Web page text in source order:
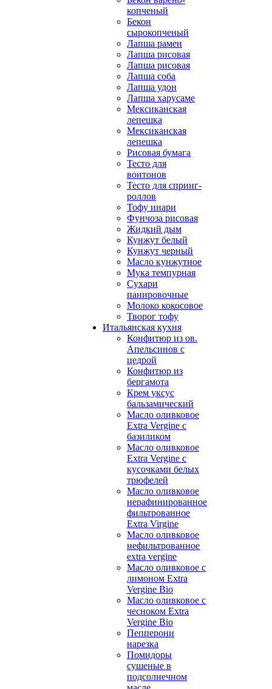
копченый
Бекон
сырокопченый
Лапша рамен
Лапша рисовая
Лапша рисовая
Лапша соба
Лапша удон
Лапша харусаме
Мексиканская
лепешка
Мексиканская
лепешка
Рисовая бумага
Тесто для
вонтонов
Тесто для спринг-
роллов
Тофу инари
Фунчоза рисовая
Жидкий дым
Кунжут белый
Кунжут черный
Масло кунжутное
Мука темпурная
Сухари
панировочные
Молоко кокосовое
Творог тофу
Итальянская кухня
Конфитюр из ов.
Апельсинов с
цедрой
Конфитюр из
бергамота
Крем уксус
бальзамический
Масло оливковое
Extra Vergine с
базиликом
Масло оливковое
Extra Vergine с
кусочками белых
трюфелей
Масло оливковое
нерафинированное
фильтрованное
Extra Virgine
Масло оливковое
нефильтрованное
extra vergine
Масло оливковое с
лимоном Extra
Vergine Bio
Масло оливковое с
чесноком Extra
Vergine Bio
Пепперони
нарезка
Помидоры
сушеные в
подсолнечном